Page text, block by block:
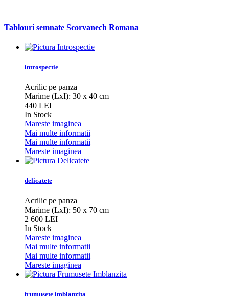
Tablouri semnate Scorvanech Romana
introspectie
Acrilic pe panza
Marime (LxI): 30 x 40 cm
440 LEI
In Stock
Mareste imaginea
Mai multe informatii
Mai multe informatii
Mareste imaginea
delicatete
Acrilic pe panza
Marime (LxI): 50 x 70 cm
2 600 LEI
In Stock
Mareste imaginea
Mai multe informatii
Mai multe informatii
Mareste imaginea
frumusete imblanzita